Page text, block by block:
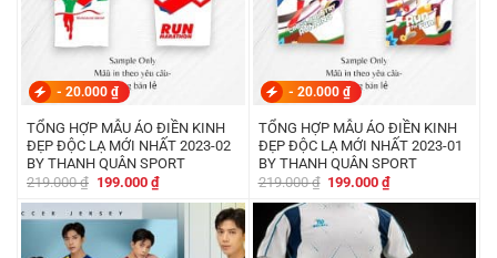
- 20.000 ₫
TỔNG HỢP MẪU ÁO ĐIỀN KINH
ĐẸP ĐỘC LẠ MỚI NHẤT 2023-02
BY THANH QUÂN SPORT
219.000₫ Giá
là:
219.000 ₫.
199.000 ₫Giá
hiện
tại
là:
199.000 ₫.
- 20.000 ₫
TỔNG HỢP MẪU ÁO ĐIỀN KINH
ĐẸP ĐỘC LẠ MỚI NHẤT 2023-01
BY THANH QUÂN SPORT
219.000₫ Giá
là:
219.000 ₫.
199.000₫Giá
tại
là:
199.000 ₫.